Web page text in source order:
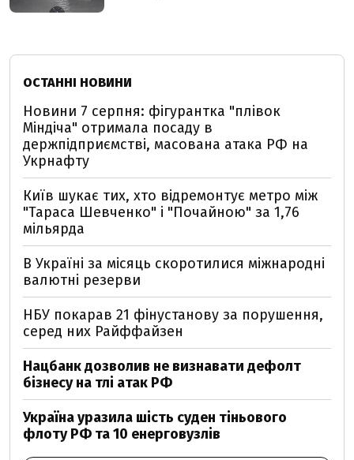
ОСТАННІ НОВИНИ
Новини 7 серпня: фігурантка "плівок
Міндіча" отримала посаду в
держпідприємстві, масована атака РФ на
Укрнафту
Київ шукає тих, хто відремонтує метро між
"Тараса Шевченко" і "Почайною" за 1,76
мільярда
В Україні за місяць скоротилися міжнародні
валютні резерви
НБУ покарав 21 фінустанову за порушення,
серед них Райффайзен
Нацбанк дозволив не визнавати дефолт
бізнесу на тлі атак РФ
Україна уразила шість суден тіньового
флоту РФ та 10 енерговузлів